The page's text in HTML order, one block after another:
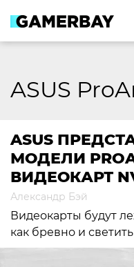
content
ASUS
ASUS
МОДЕЛИ
ВИДЕОКАРТ
Александр Бэй
Видеокарты будут
как бревно и